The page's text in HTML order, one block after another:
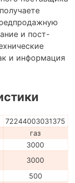
и пост-
и информация
72244003031375
газ
3000
3000
500